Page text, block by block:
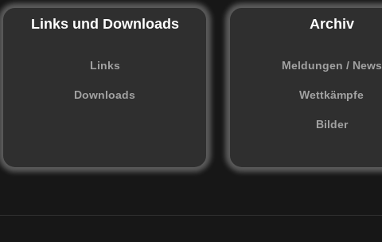
Links und Downloads
Links
Downloads
Archiv
Meldungen / News
Wettkämpfe
Bilder